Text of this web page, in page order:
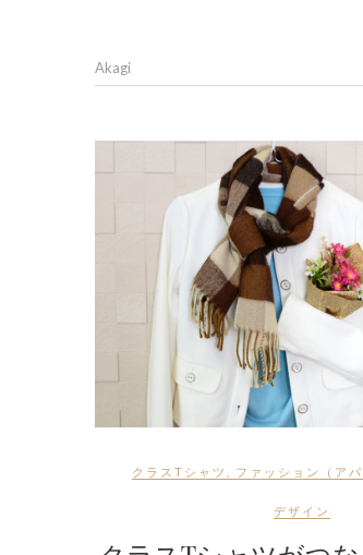
Akagi
クラスTシャツ ファッション（アパ
デザイン